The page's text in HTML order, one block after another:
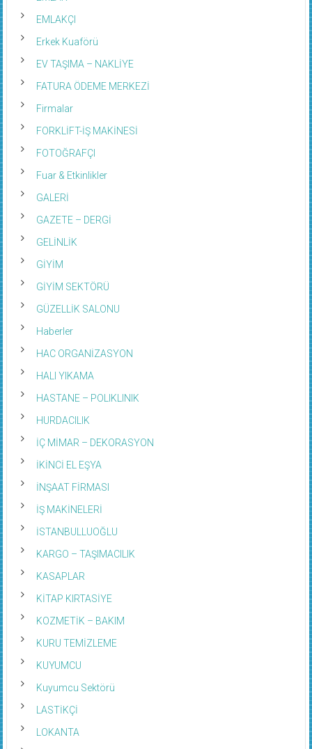
EMLAKÇI
Erkek Kuaförü
EV TAŞIMA – NAKLİYE
FATURA ÖDEME MERKEZİ
Firmalar
FORKLİFT-İŞ MAKİNESİ
FOTOĞRAFÇI
Fuar & Etkinlikler
GALERİ
GAZETE – DERGİ
GELİNLİK
GİYİM
GİYİM SEKTÖRÜ
GÜZELLİK SALONU
Haberler
HAC ORGANİZASYON
HALI YIKAMA
HASTANE – POLIKLINIK
HURDACILIK
İÇ MİMAR – DEKORASYON
İKİNCİ EL EŞYA
İNŞAAT FİRMASI
İŞ MAKİNELERİ
İSTANBULLUOĞLU
KARGO – TAŞIMACILIK
KASAPLAR
KİTAP KIRTASİYE
KOZMETİK – BAKIM
KURU TEMİZLEME
KUYUMCU
Kuyumcu Sektörü
LASTİKÇİ
LOKANTA